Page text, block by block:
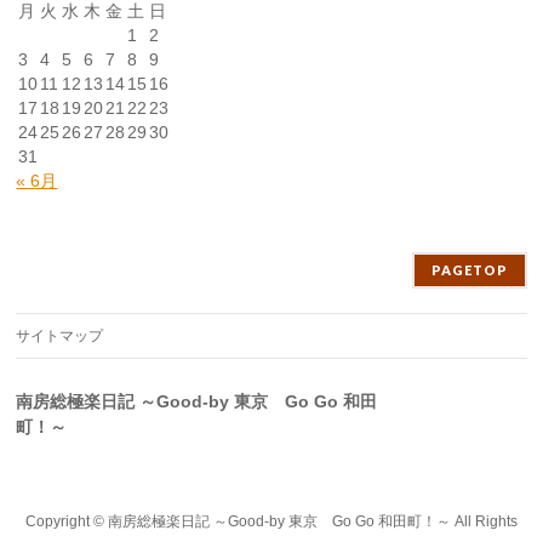
月 火 水 木 金 土 日
1
2
3
4 5 6 7 8
9
1011 12 13 1415 16
17 18 19 2021 22 23
2425 26 27 28 29 30
31
« 6月
PAGETOP
サイトマップ
南房総極楽日記 ～Good-by 東京 Go Go 和田
町！～
Copyright © 南房総極楽日記 ～Good-by 東京 Go Go 和田町！～ All Rights